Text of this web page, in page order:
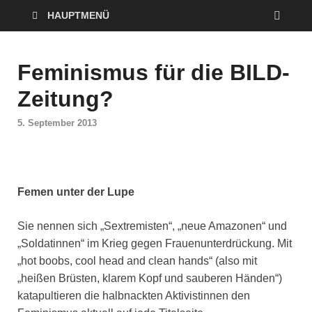
HAUPTMENÜ
Feminismus für die BILD-
Zeitung?
5. September 2013
Femen unter der Lupe
Sie nennen sich „Sextremisten“, „neue Amazonen“ und
„Soldatinnen“ im Krieg gegen Frauenunterdrückung. Mit
„hot boobs, cool head and clean hands“ (also mit
„heißen Brüsten, klarem Kopf und sauberen Händen“)
katapultieren die halbnackten Aktivistinnen den